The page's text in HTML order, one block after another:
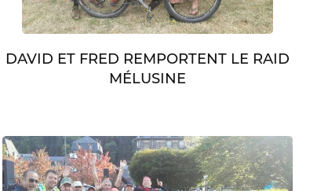
DAVID ET FRED REMPORTENT LE RAID
MÉLUSINE